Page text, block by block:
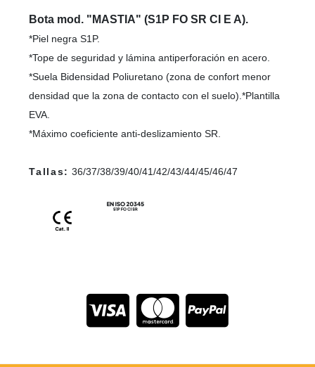
Bota mod. "MASTIA" (S1P FO SR CI E A).
*Piel negra S1P.
*Tope de seguridad y lámina antiperforación en acero.
*Suela Bidensidad Poliuretano (zona de confort menor
densidad que la zona de contacto con el suelo).*Plantilla
EVA.
*Máximo coeficiente anti-deslizamiento SR.
Tallas: 36/37/38/39/40/41/42/43/44/45/46/47